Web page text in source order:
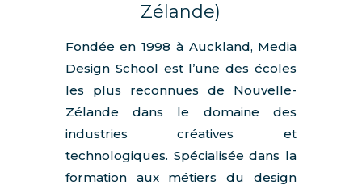
Zélande)
Fondée en 1998 à Auckland, Media
Design School est l’une des écoles
les plus reconnues de Nouvelle-
Zélande dans le domaine des
industries créatives et
technologiques. Spécialisée dans la
formation aux métiers du design